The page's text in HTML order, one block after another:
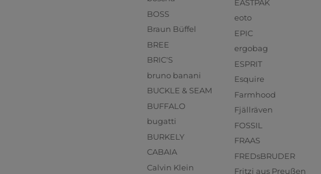
BOSS
Braun Büffel
BREE
BRIC'S
bruno banani
BUCKLE & SEAM
BUFFALO
bugatti
BURKELY
CABAIA
Calvin Klein
EASTPAK
eoto
EPIC
ergobag
ESPRIT
Esquire
Farmhood
Fjällräven
FOSSIL
FRAAS
FREDsBRUDER
Fritzi aus Preußen